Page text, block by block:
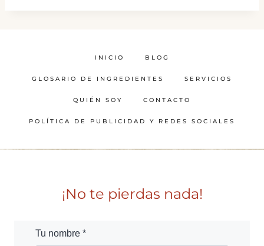
INICIO BLOG
GLOSARIO DE INGREDIENTES SERVICIOS
QUIÉN SOY CONTACTO
POLÍTICA DE PUBLICIDAD Y REDES SOCIALES
¡No te pierdas nada!
Tu nombre *